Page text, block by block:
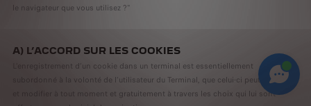
le navigateur que vous utilisez ?"
A) L’ACCORD SUR LES COOKIES
L’enregistrement d’un cookie dans un terminal est essentiellement
subordonné à la volonté de l’utilisateur du Terminal, que celui-ci peut exprimer
et modifier à tout moment et gratuitement à travers les choix qui lui sont